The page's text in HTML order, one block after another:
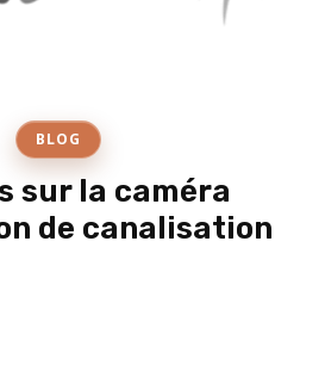
BLOG
sur la caméra
de canalisation